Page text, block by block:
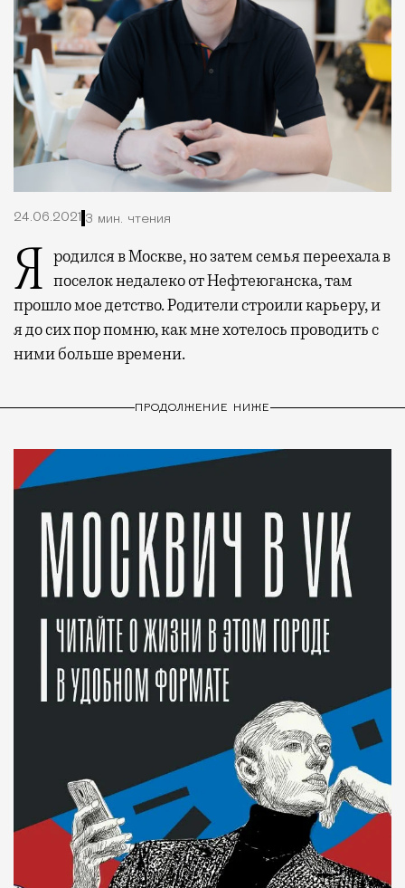
24.06.2021 3 мин. чтения
Я родился в Москве, но затем семья переехала в поселок недалеко от Нефтеюганска, там
прошло мое детство. Родители строили карьеру, и
я до сих пор помню, как мне хотелось проводить с
ними больше времени.
ПРОДОЛЖЕНИЕ НИЖЕ